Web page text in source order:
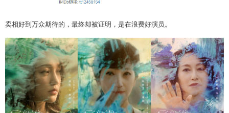
卖相好到万众期待的，最终却被证明，是在浪费好演员。